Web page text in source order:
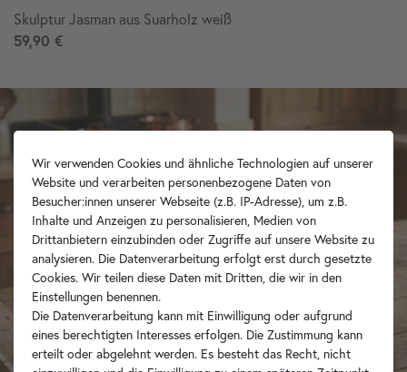
Skulptur Jasman aus Suarholz weiß
59,90 €
Wir verwenden Cookies und ähnliche Technologien auf unserer
Website und verarbeiten personenbezogene Daten von
Besucher:innen unserer Webseite (z.B. IP-Adresse), um z.B.
Inhalte und Anzeigen zu personalisieren, Medien von
Drittanbietern einzubinden oder Zugriffe auf unsere Website zu
analysieren. Die Datenverarbeitung erfolgt erst durch gesetzte
Cookies. Wir teilen diese Daten mit Dritten, die wir in den
Einstellungen benennen.
Die Datenverarbeitung kann mit Einwilligung oder aufgrund
eines berechtigten Interesses erfolgen. Die Zustimmung kann
erteilt oder abgelehnt werden. Es besteht das Recht, nicht